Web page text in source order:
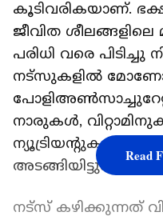
കൂടിവരികയാണ്.
ജീവിത
പരിധി വരെ
നട്സുകളിൽ
നാരുകൾ,
ന്യൂട്രിയന്റുകൾ
അടങ്ങിയിട്ടുണ്ട്.
നട്‌സ് കഴിക്കുന്നത്
Read